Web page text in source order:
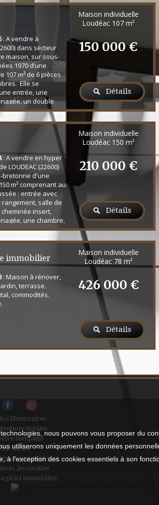
: A vendre à
dans secteur
maison, sur sous-
1970 d’une
107 m² de 6 pièces
Elle se
entrée, une
un double
avec cheminée
donnant sur le
Une salle de bain
un WC. Au
chambres. Au
cha...
Maison individuelle
Loudéac 107 m²
150 000 €
Détails
: A vendre en hyper
LOUDEAC (22600)
bretonne d'une
m² comprenant au
: entrée avec
salle de
insert,
une chambre,
et un WC. Accès
une salle de bain et
sol total. Dép...
Maison individuelle
Loudéac 150 m²
210 000 €
Détails
immobilier
: Maison à rénover,
terrasse.
commodités.
Maison individuelle
Loudéac 78 m²
426 000 €
Détails
Honoraires
légales
complète
du site
propriétaire
les cookies
immobilier
nous pouvons vous proposer du
utiliserons uniquement les données
à l'exception des cookies essentiels à son